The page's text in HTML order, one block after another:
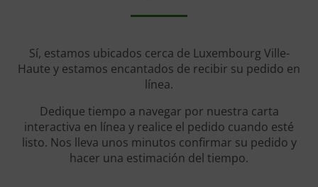
Sí, estamos ubicados cerca de Luxembourg Ville-
Haute y estamos encantados de recibir su pedido en
línea.
Dedique tiempo a navegar por nuestra carta
interactiva en línea y realice el pedido cuando esté
listo. Nos lleva unos minutos confirmar su pedido y
hacer una estimación del tiempo.